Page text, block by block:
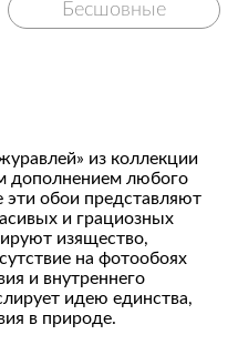
Бесшовные
из коллекции
дополнением любого
эти обои представляют
и грациозных
изящество,
на фотообоях
и внутреннего
идею единства,
в природе.